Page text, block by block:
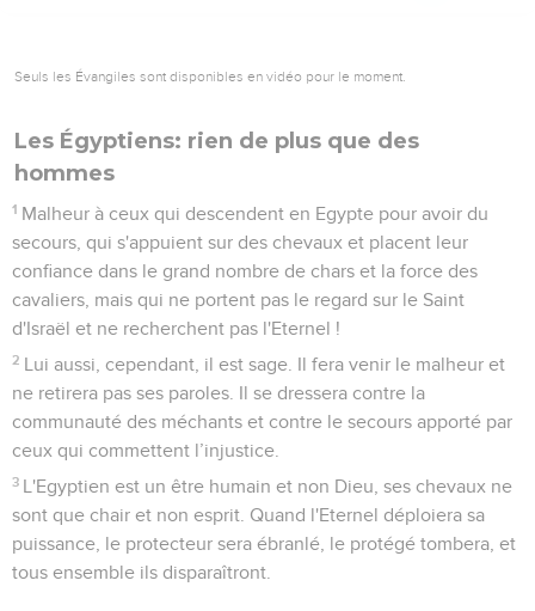
Seuls les Évangiles sont disponibles en vidéo pour le moment.
Les Égyptiens: rien de plus que des
hommes
1 Malheur à ceux qui descendent en Egypte pour avoir du
secours, qui s'appuient sur des chevaux et placent leur
confiance dans le grand nombre de chars et la force des
cavaliers, mais qui ne portent pas le regard sur le Saint
d'Israël et ne recherchent pas l'Eternel !
2 Lui aussi, cependant, il est sage. Il fera venir le malheur et
ne retirera pas ses paroles. Il se dressera contre la
communauté des méchants et contre le secours apporté par
ceux qui commettent l’injustice.
3 L'Egyptien est un être humain et non Dieu, ses chevaux ne
sont que chair et non esprit. Quand l'Eternel déploiera sa
puissance, le protecteur sera ébranlé, le protégé tombera, et
tous ensemble ils disparaîtront.